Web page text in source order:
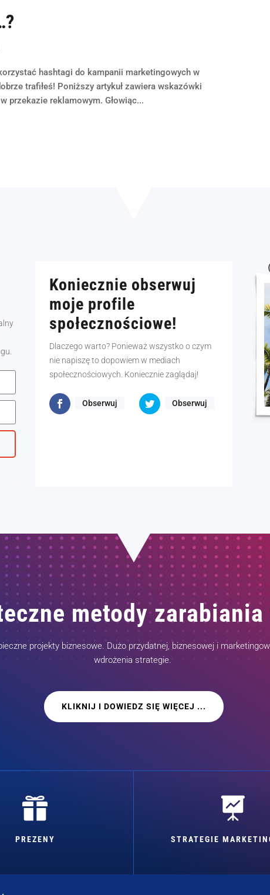
hashtagi do kampanii marketingowych w
trafiłeś! Poniższy artykuł zawiera wskazówki
przekazie reklamowym. Głowiąc...
Koniecznie obserwuj
moje profile
społecznościowe!
Dlaczego warto? Ponieważ wszystko o czym
nie napiszę to dopowiem w mediach
społecznościowych. Koniecznie zaglądaj!
Obserwuj Obserwuj
metody
projekty biznesowe. Dużo przydatnej, biznesowej i
wdrożenia strategie.
KLIKNIJ I DOWIEDZ SIĘ WIĘCEJ ...

PREZENY

STRATEGIE